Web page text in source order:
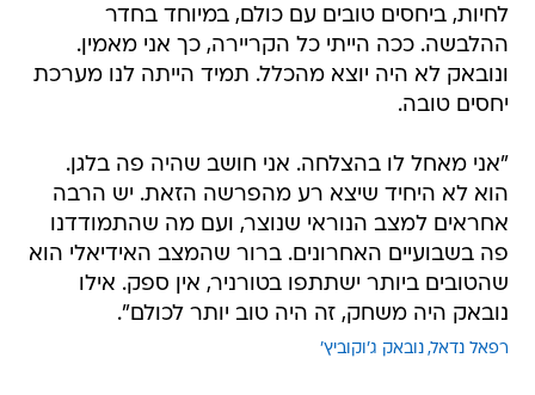
לחיות, ביחסים טובים עם כולם, במיוחד בחדר
ההלבשה. ככה הייתי כל הקריירה, כך אני מאמין.
ונובאק לא היה יוצא מהכלל. תמיד הייתה לנו מערכת
יחסים טובה.
"אני מאחל לו בהצלחה. אני חושב שהיה פה בלגן.
הוא לא היחיד שיצא רע מהפרשה הזאת. יש הרבה
אחראים למצב הנוראי שנוצר, ועם מה שהתמודדנו
פה בשבועיים האחרונים. ברור שהמצב האידיאלי הוא
שהטובים ביותר ישתתפו בטורניר, אין ספק. אילו
נובאק היה משחק, זה היה טוב יותר לכולם".
רפאל נדאל נובאק ג'וקוביץ'